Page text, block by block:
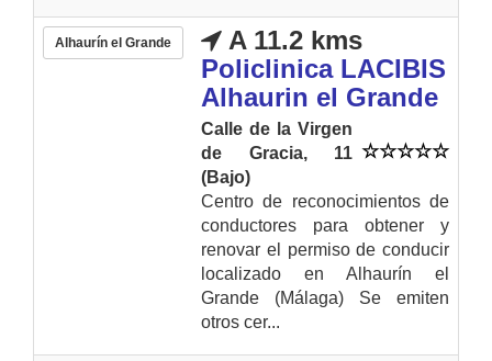
Alhaurín el Grande
A 11.2 kms
Policlinica LACIBIS
Alhaurin el Grande
Calle de la Virgen
de Gracia, 11
(Bajo)
Centro de reconocimientos de
conductores para obtener y
renovar el permiso de conducir
localizado en Alhaurín el
Grande (Málaga) Se emiten
otros cer...